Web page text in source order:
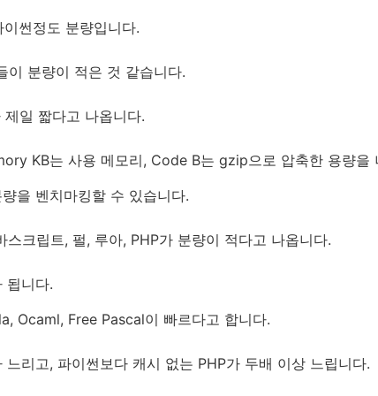
썬정도 분량입니다.
이 분량이 적은 것 같습니다.
일 짧다고 나옵니다.
KB는 사용 메모리, Code B는 gzip으로 압축한 용량을
을 벤치마킹할 수 있습니다.
스크립트, 펄, 루아, PHP가 분량이 적다고 나옵니다.
됩니다.
Ocaml, Free Pascal이 빠르다고 합니다.
리고, 파이썬보다 캐시 없는 PHP가 두배 이상 느립니다.